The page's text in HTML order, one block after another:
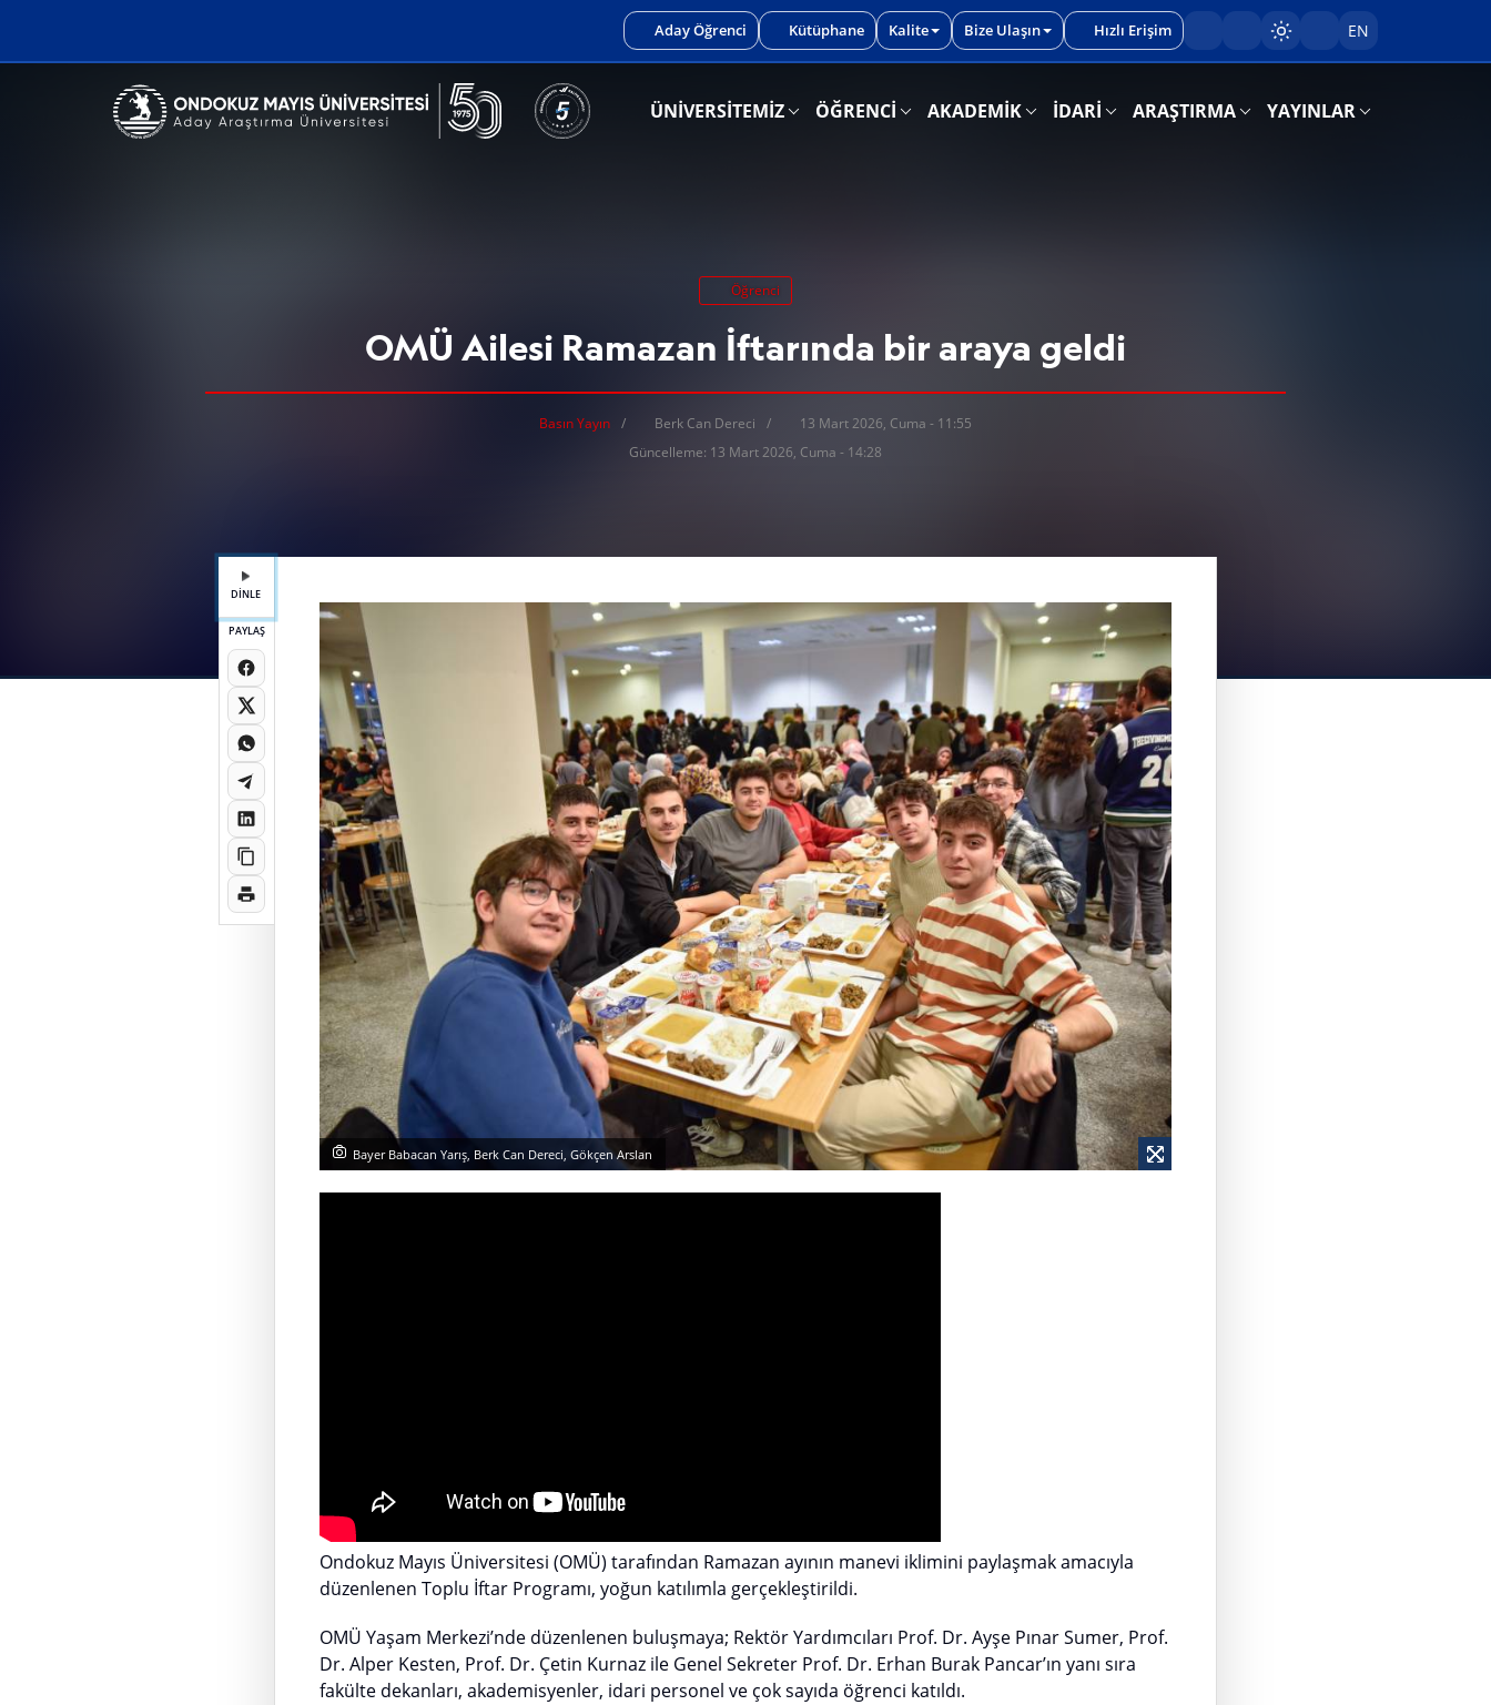
ÜNİVERSİTEMİZ ÖĞRENCİ AKADEMİK İDARİ ARAŞTIRMA YAYINLAR
Aday Öğrenci Kütüphane Kalite Bize Ulaşın Hızlı Erişim Sayfayı karart/aç
EN
Öğrenci
OMÜ Ailesi Ramazan İftarında bir araya geldi
Basın Yayın Berk Can Dereci
13 Mart 2026, Cuma - 11:55
Güncelleme: 13 Mart 2026, Cuma - 14:28
PAYLAŞ
DİNLE
Bayer Babacan Yarış, Berk Can Dereci, Gökçen Arslan
Ondokuz Mayıs Üniversitesi (OMÜ) tarafından Ramazan ayının manevi iklimini paylaşmak amacıyla
düzenlenen Toplu İftar Programı, yoğun katılımla gerçekleştirildi.
OMÜ Yaşam Merkezi’nde düzenlenen buluşmaya; Rektör Yardımcıları Prof. Dr. Ayşe Pınar Sumer, Prof.
Dr. Alper Kesten, Prof. Dr. Çetin Kurnaz ile Genel Sekreter Prof. Dr. Erhan Burak Pancar’ın yanı sıra
fakülte dekanları, akademisyenler, idari personel ve çok sayıda öğrenci katıldı.